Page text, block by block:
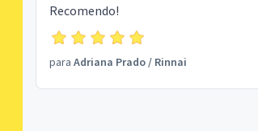
Recomendo!
para Adriana Prado/ Rinnai